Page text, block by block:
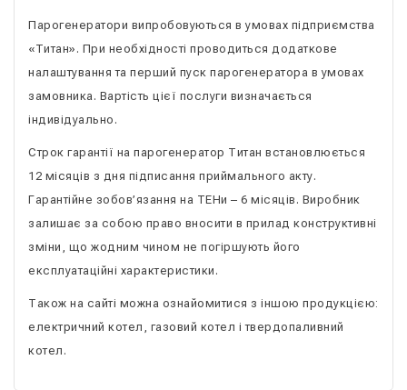
Парогенератори випробовуються в умовах підприємства
«Титан». При необхідності проводиться додаткове
налаштування та перший пуск парогенератора в умовах
замовника. Вартість цієї послуги визначається
індивідуально.
Строк гарантії на парогенератор Титан встановлюється
12 місяців з дня підписання приймального акту.
Гарантійне зобов’язання на ТЕНи – 6 місяців. Виробник
залишає за собою право вносити в прилад конструктивні
зміни, що жодним чином не погіршують його
експлуатаційні характеристики.
Також на сайті можна ознайомитися з іншою продукцією:
електричний котел, газовий котел і твердопаливний
котел.